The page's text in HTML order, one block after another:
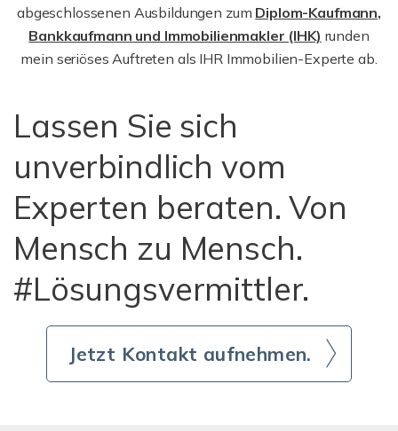
abgeschlossenen Ausbildungen zum Diplom-Kaufmann,
Bankkaufmann und Immobilienmakler (IHK) runden
mein seriöses Auftreten als IHR Immobilien-Experte ab.
Lassen Sie sich
unverbindlich vom
Experten beraten. Von
Mensch zu Mensch.
#Lösungsvermittler.
Jetzt Kontakt aufnehmen.